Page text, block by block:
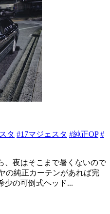
タ #17マジェスタ #純正OP #
、夜はそこまで暑くないので
の純正カーテンがあれば完
少の可倒式ヘッド...